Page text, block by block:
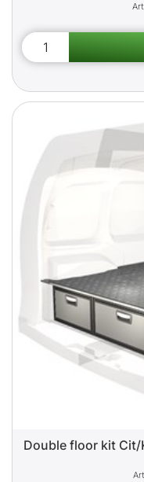
Double floor kit Cit/